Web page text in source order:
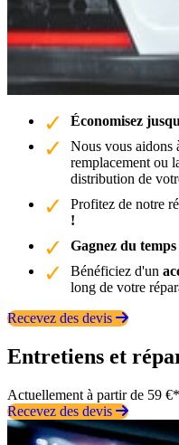
Économisez
Nous vous aidons
remplacement ou
distribution de
Profitez de notre
!
Gagnez du temps
Bénéficiez d'un
long de votre
Recevez des devis
Entretiens et
Actuellement à partir de 59 €*
Recevez des devis